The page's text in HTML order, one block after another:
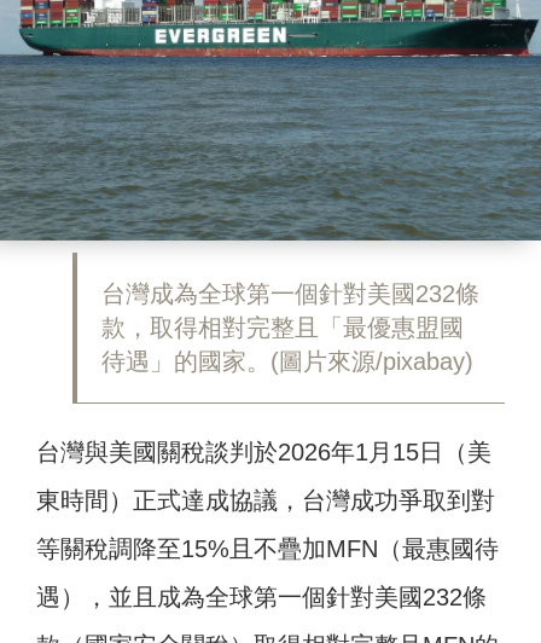
台灣成為全球第一個針對美國232條
款，取得相對完整且「最優惠盟國
待遇」的國家。(圖片來源/pixabay)
台灣與美國關稅談判於2026年1月15日（美
東時間）正式達成協議，台灣成功爭取到對
等關稅調降至15%且不疊加MFN（最惠國待
遇），並且成為全球第一個針對美國232條